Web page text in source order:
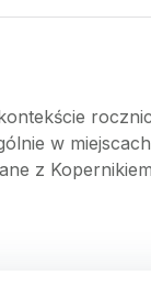
w
z